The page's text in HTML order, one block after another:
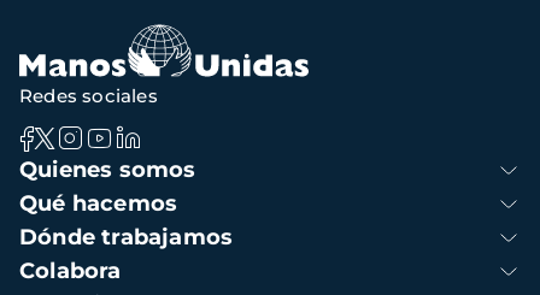
Navegación
principal
Quienes somos
Qué hacemos
Dónde trabajamos
Colabora
Redes sociales